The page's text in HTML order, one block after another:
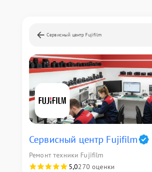
Сервисный центр Fujifilm
Сервисный центр Fujifilm
Ремонт техники Fujifilm
5,0270 оценки